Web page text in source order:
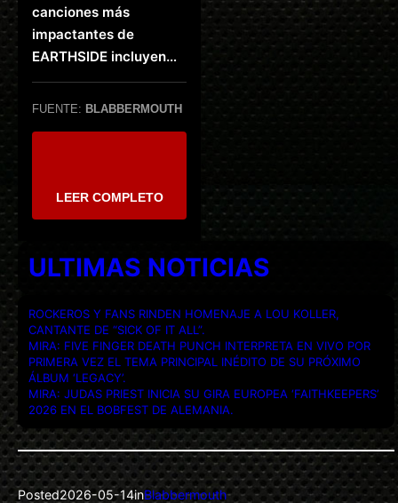
canciones más
impactantes de
EARTHSIDE incluyen…
FUENTE: BLABBERMOUTH
LEER COMPLETO
ULTIMAS NOTICIAS
ROCKEROS Y FANS RINDEN HOMENAJE A LOU KOLLER,
CANTANTE DE “SICK OF IT ALL”.
MIRA: FIVE FINGER DEATH PUNCH INTERPRETA EN VIVO POR
PRIMERA VEZ EL TEMA PRINCIPAL INÉDITO DE SU PRÓXIMO
ÁLBUM ‘LEGACY’.
MIRA: JUDAS PRIEST INICIA SU GIRA EUROPEA ‘FAITHKEEPERS’
2026 EN EL BOBFEST DE ALEMANIA.
Posted2026-05-14inBlabbermouth